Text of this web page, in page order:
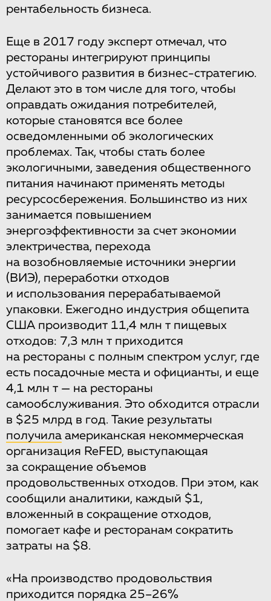
рентабельность бизнеса.
Еще в 2017 году эксперт отмечал, что
рестораны интегрируют принципы
устойчивого развития в бизнес-стратегию.
Делают это в том числе для того, чтобы
оправдать ожидания потребителей,
которые становятся все более
осведомленными об экологических
проблемах. Так, чтобы стать более
экологичными, заведения общественного
питания начинают применять методы
ресурсосбережения. Большинство из них
занимается повышением
энергоэффективности за счет экономии
электричества, перехода
на возобновляемые источники энергии
(ВИЭ), переработки отходов
и использования перерабатываемой
упаковки. Ежегодно индустрия общепита
США производит 11,4 млн т пищевых
отходов: 7,3 млн т приходится
на рестораны с полным спектром услуг, где
есть посадочные места и официанты, и еще
4,1 млн т — на рестораны
самообслуживания. Это обходится отрасли
в $25 млрд в год. Такие результаты
получила американская некоммерческая
организация ReFED, выступающая
за сокращение объемов
продовольственных отходов. При этом, как
сообщили аналитики, каждый $1,
вложенный в сокращение отходов,
помогает кафе и ресторанам сократить
затраты на $8.
«На производство продовольствия
приходится порядка 25–26%